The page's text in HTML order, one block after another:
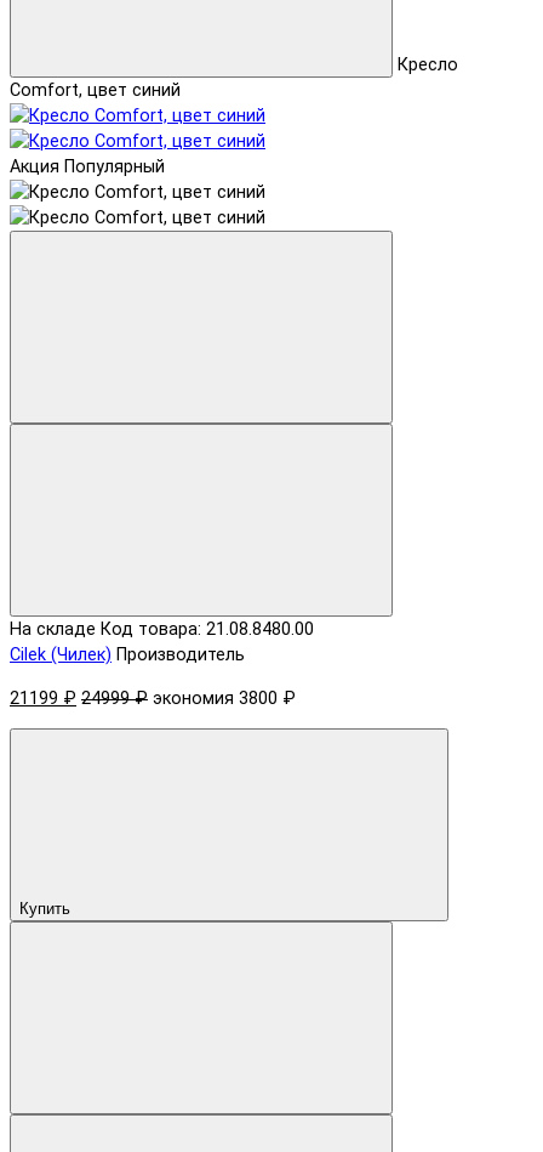
Кресло
Comfort, цвет синий
Акция Популярный
На складе Код товара: 21.08.8480.00
Cilek (Чилек) Производитель
21199 ₽ 24999 ₽ экономия 3800 ₽
Купить